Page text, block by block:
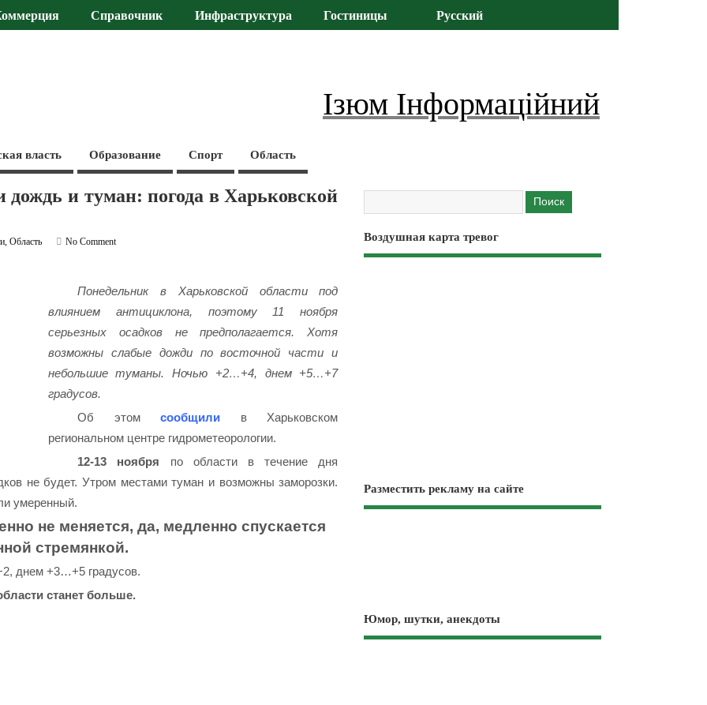
Справочник Инфраструктура Гостиницы Русский
Ізюм Інформаційний
власть Образование Спорт Область
дождь и туман: погода в Харьковской
,Область
No Comment
Понедельник в Харьковской области под
влиянием антициклона, поэтому 11 ноября
серьезных осадков не предполагается. Хотя
возможны слабые дожди по восточной части и
небольшие туманы. Ночью +2…+4, днем ​​+5…+7
градусов.
Об этомсообщили в Харьковском
региональном центре гидрометеорологии.
12-13 ноября по области в течение дня
не будет. Утром местами туман и возможны заморозки.
умеренный.
не меняется, да, медленно спускается
стремянкой.
днем ​​+3…+5 градусов.
станет больше.
Воздушная карта тревог
Разместить рекламу на сайте
Юмор, шутки, анекдоты